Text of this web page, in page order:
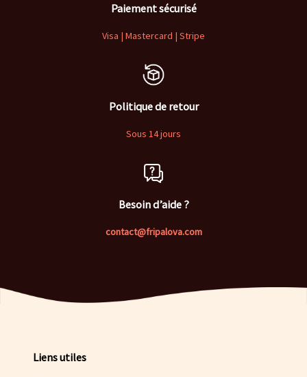
Paiement sécurisé
Visa | Mastercard | Stripe
Politique de retour
Sous 14 jours
Besoin d’aide ?
contact@fripalova.com
Liens utiles